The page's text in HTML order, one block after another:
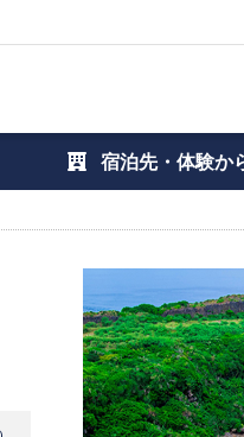
宿泊先・体験か